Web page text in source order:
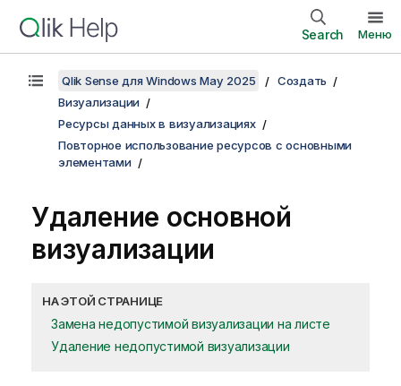
Search Меню
Qlik Sense для Windows May 2025
Создать
Визуализации
Ресурсы данных в визуализациях
Повторное использование ресурсов с основными
элементами
Удаление основной
визуализации
НА ЭТОЙ СТРАНИЦЕ
Замена недопустимой визуализации на листе
Удаление недопустимой визуализации